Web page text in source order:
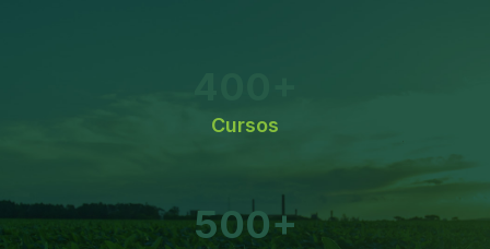
Cursos
500+